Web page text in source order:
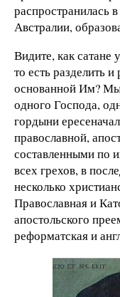
распространилась
Австралии,
Видите, как сатане
то есть разделить
основанной Им?
одного Господа,
гордыни
православной,
составленными по
всех грехов, в
несколько
Православная и
апостольского
реформатская и